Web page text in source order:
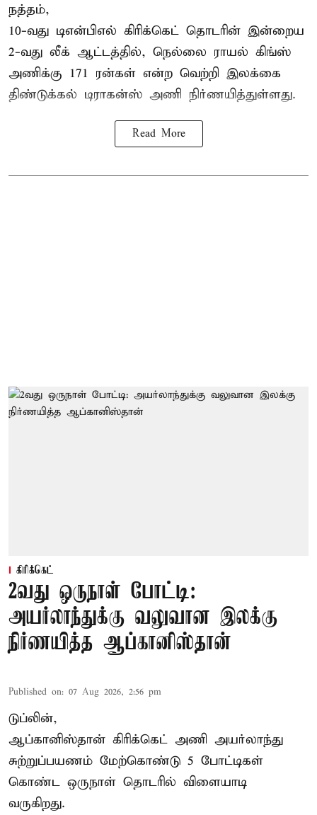
நத்தம்,
10-வது டிஎன்பிஎல் கிரிக்கெட் தொடரின் இன்றைய
2-வது லீக் ஆட்டத்தில், நெல்லை ராயல் கிங்ஸ்
அணிக்கு 171 ரன்கள் என்ற வெற்றி இலக்கை
திண்டுக்கல் டிராகன்ஸ் அணி நிர்ணயித்துள்ளது.
Read More
கிரிக்கெட்
2வது ஒருநாள் போட்டி:
அயர்லாந்துக்கு வலுவான இலக்கு
நிர்ணயித்த ஆப்கானிஸ்தான்
Published on: 07 Aug 2026, 2:56 pm
டுப்லின்,
ஆப்கானிஸ்தான் கிரிக்கெட் அணி அயர்லாந்து
சுற்றுப்பயணம் மேற்கொண்டு 5 போட்டிகள்
கொண்ட ஒருநாள் தொடரில் விளையாடி
வருகிறது.